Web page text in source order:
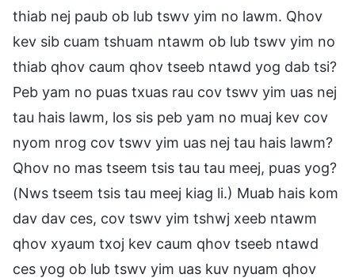
thiab nej paub ob lub tswv yim no lawm. Qhov
kev sib cuam tshuam ntawm ob lub tswv yim no
thiab qhov caum qhov tseeb ntawd yog dab tsi?
Peb yam no puas txuas rau cov tswv yim uas nej
tau hais lawm, los sis peb yam no muaj kev cov
nyom nrog cov tswv yim uas nej tau hais lawm?
Qhov no mas tseem tsis tau tau meej, puas yog?
(Nws tseem tsis tau meej kiag li.) Muab hais kom
dav dav ces, cov tswv yim tshwj xeeb ntawm
qhov xyaum txoj kev caum qhov tseeb ntawd
ces yog ob lub tswv yim uas kuv nyuam qhov